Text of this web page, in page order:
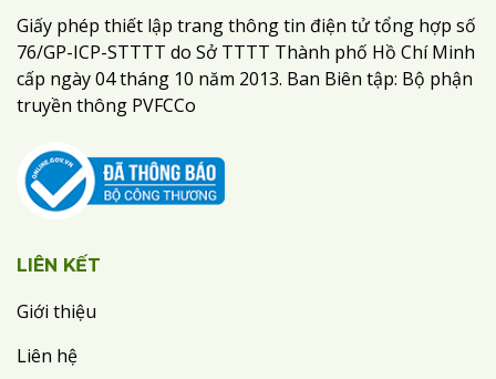
Giấy phép thiết lập trang thông tin điện tử tổng hợp số
76/GP-ICP-STTTT do Sở TTTT Thành phố Hồ Chí Minh
cấp ngày 04 tháng 10 năm 2013. Ban Biên tập: Bộ phận
truyền thông PVFCCo
LIÊN KẾT
Giới thiệu
Liên hệ